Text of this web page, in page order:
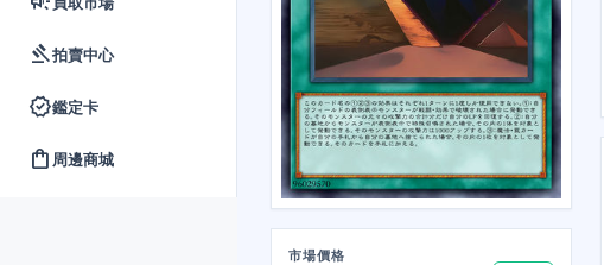
gavel拍賣中心
verified鑑定卡
shopping_bag 周邊商城
市場價格